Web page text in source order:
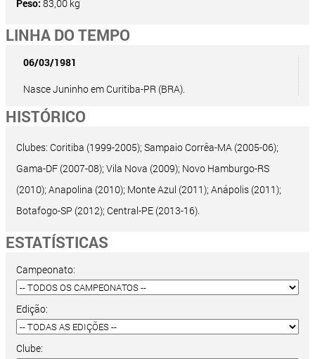
Peso: 83,00 kg
LINHA DO TEMPO
06/03/1981
Nasce Juninho em Curitiba-PR (BRA).
HISTÓRICO
Clubes: Coritiba (1999-2005); Sampaio Corrêa-MA (2005-06);
Gama-DF (2007-08); Vila Nova (2009); Novo Hamburgo-RS
(2010); Anapolina (2010); Monte Azul (2011); Anápolis (2011);
Botafogo-SP (2012); Central-PE (2013-16).
ESTATÍSTICAS
Campeonato:
Edição:
Clube: